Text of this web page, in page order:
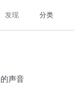
发现 分类
声音